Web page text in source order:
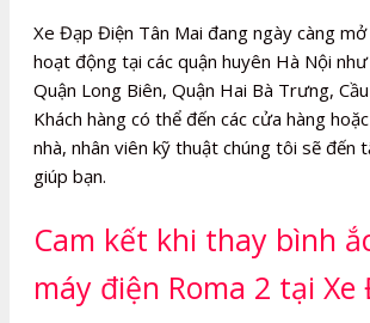
Xe Đạp Điện Tân Mai đang ngày càng
hoạt động tại các quận huyên Hà Nội
Quận Long Biên, Quận Hai Bà Trưng,
Khách hàng có thể đến các cửa hàng
nhà, nhân viên kỹ thuật chúng tôi sẽ đến
giúp bạn.
Cam kết khi thay bình
máy điện Roma 2 tại